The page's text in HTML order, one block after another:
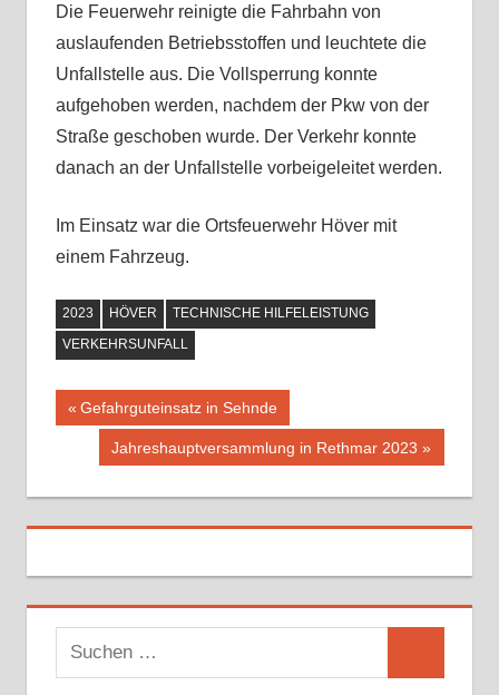
Die Feuerwehr reinigte die Fahrbahn von
auslaufenden Betriebsstoffen und leuchtete die
Unfallstelle aus. Die Vollsperrung konnte
aufgehoben werden, nachdem der Pkw von der
Straße geschoben wurde. Der Verkehr konnte
danach an der Unfallstelle vorbeigeleitet werden.
Im Einsatz war die Ortsfeuerwehr Höver mit
einem Fahrzeug.
2023 HÖVER
TECHNISCHE HILFELEISTUNG
VERKEHRSUNFALL
Beitragsnavigation
Vorheriger
Beitrag:
Gefahrguteinsatz in Sehnde
Nächster
Jahreshauptversammlung in Rethmar 2023
u